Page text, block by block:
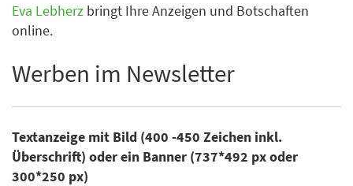
Eva Lebherz bringt Ihre Anzeigen und Botschaften
online.
Werben im Newsletter
Textanzeige mit Bild (400 -450 Zeichen inkl.
Überschrift) oder ein Banner (737*492 px oder
300*250 px)